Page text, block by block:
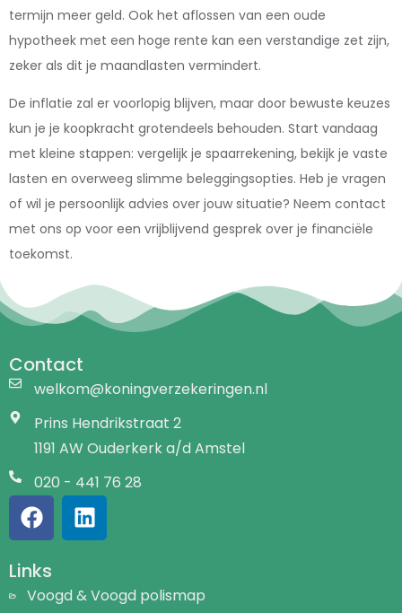
termijn meer geld. Ook het aflossen van een oude
hypotheek met een hoge rente kan een verstandige zet zijn,
zeker als dit je maandlasten vermindert.
De inflatie zal er voorlopig blijven, maar door bewuste keuzes
kun je je koopkracht grotendeels behouden. Start vandaag
met kleine stappen: vergelijk je spaarrekening, bekijk je vaste
lasten en overweeg slimme beleggingsopties. Heb je vragen
of wil je persoonlijk advies over jouw situatie? Neem contact
met ons op voor een vrijblijvend gesprek over je financiële
toekomst.
Contact
welkom@koningverzekeringen.nl
Prins Hendrikstraat 2
1191 AW Ouderkerk a/d Amstel
020 - 441 76 28
Links
Voogd & Voogd polismap